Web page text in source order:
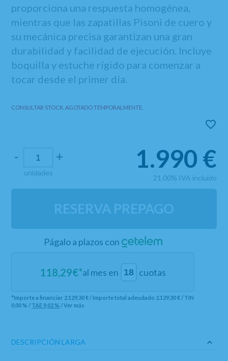
proporciona una respuesta homogénea,
mientras que las zapatillas Pisoni de cuero y
su mecánica precisa garantizan una gran
durabilidad y facilidad de ejecución. Incluye
boquilla y estuche rígido para comenzar a
tocar desde el primer día.
CONSULTAR STOCK. AGOTADO TEMPORALMENTE.
-
unidades
+ 1.990 €
21.00% IVA incluido
RESERVA PREPAGO
Págalo a plazos con
118,29€*al mes en cuotas
*Importe a financiar 2.129,30 €/ Importe total adeudado 2.129,30 €/ TIN
0,00 % / TAE 9,02 % /Ver más
DESCRIPCIÓN LARGA